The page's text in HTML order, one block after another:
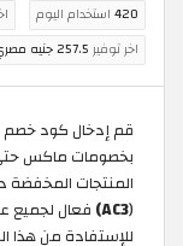
420 استخدام اليوم
اخر توفير 257.5 جنيه مصري
قم إدخال كود خصم
المنتجات
(
AC3) فعال لجميع